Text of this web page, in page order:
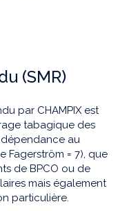
(SMR)
par CHAMPIX est
tabagique des
au
Fagerström = 7), que
de BPCO ou de
mais également
particulière.